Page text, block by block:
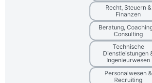
Recht, Steuern &
Finanzen
Beratung,
Consulting
Technische
Dienstleistungen
Ingenieurwesen
Personalwesen &
Recruiting